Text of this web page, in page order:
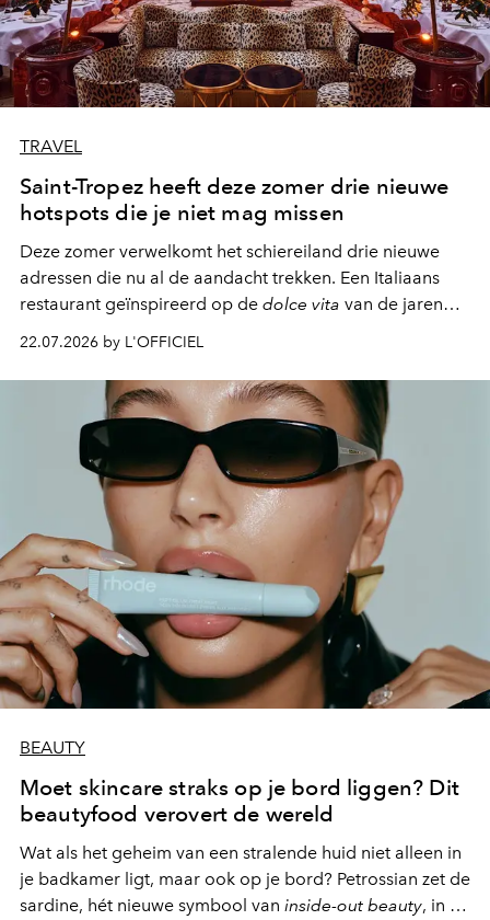
TRAVEL
Saint-Tropez heeft deze zomer drie nieuwe
hotspots die je niet mag missen
Deze zomer verwelkomt het schiereiland drie nieuwe
adressen die nu al de aandacht trekken. Een Italiaans
restaurant geïnspireerd op de dolce vita van de jaren
zestig, een Japanse hotspot die na zonsondergang
verandert in een bruisende ontmoetingsplek en de
legendarische Parijse club Raspoutine die eindelijk
neerstrijkt in Saint-Tropez. Dit zijn de nieuwe adressen
die deze zomer de toon zetten, van lange lunches tot
zwoele nachten.
22.07.2026 by L'OFFICIEL
BEAUTY
Moet skincare straks op je bord liggen? Dit
beautyfood verovert de wereld
Wat als het geheim van een stralende huid niet alleen in
je badkamer ligt, maar ook op je bord? Petrossian zet de
sardine, hét nieuwe symbool van inside-out beauty, in de